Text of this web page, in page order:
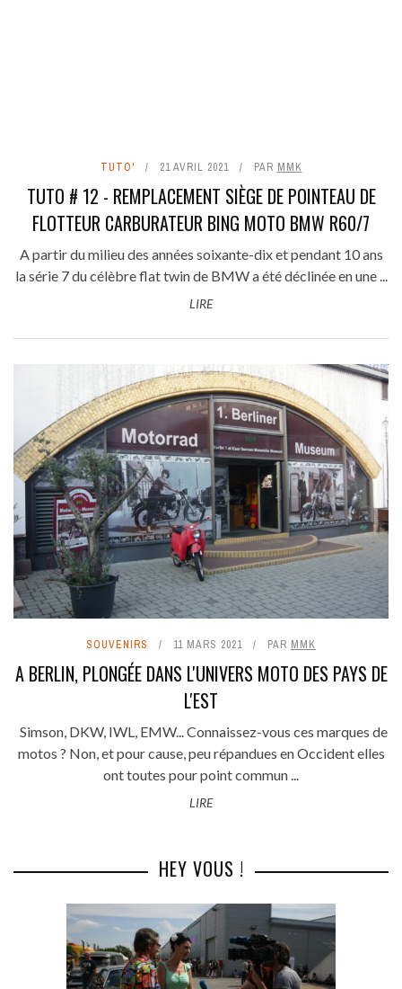
TUTO' 21 AVRIL 2021 PAR MMK
TUTO # 12 - REMPLACEMENT SIÈGE DE POINTEAU DE
FLOTTEUR CARBURATEUR BING MOTO BMW R60/7
A partir du milieu des années soixante-dix et pendant 10 ans
la série 7 du célèbre flat twin de BMW a été déclinée en une ...
LIRE
SOUVENIRS 11 MARS 2021 PAR MMK
A BERLIN, PLONGÉE DANS L'UNIVERS MOTO DES PAYS DE
L'EST
Simson, DKW, IWL, EMW... Connaissez-vous ces marques de
motos ? Non, et pour cause, peu répandues en Occident elles
ont toutes pour point commun ...
LIRE
HEY VOUS !